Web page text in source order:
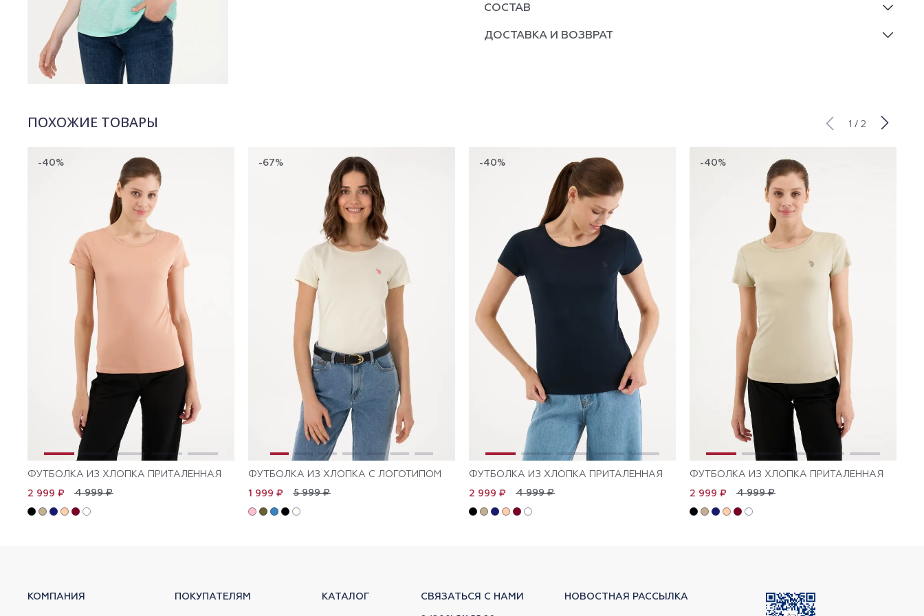
СОСТАВ
ДОСТАВКА И ВОЗВРАТ
ПОХОЖИЕ ТОВАРЫ 1 / 2
-40%
ФУТБОЛКА ИЗ ХЛОПКА ПРИТАЛЕННАЯ
4 999 ₽
2 999 ₽
-67%
ФУТБОЛКА ИЗ ХЛОПКА С ЛОГОТИПОМ
5 999 ₽
1 999 ₽
-40%
ФУТБОЛКА ИЗ ХЛОПКА ПРИТАЛЕННАЯ
4 999 ₽
2 999 ₽
-40%
ФУТБОЛКА ИЗ ХЛОПКА ПРИТАЛЕННАЯ
4 999 ₽
2 999 ₽
КОМПАНИЯ ПОКУПАТЕЛЯМ КАТАЛОГ СВЯЗАТЬСЯ С НАМИ НОВОСТНАЯ РАССЫЛКА